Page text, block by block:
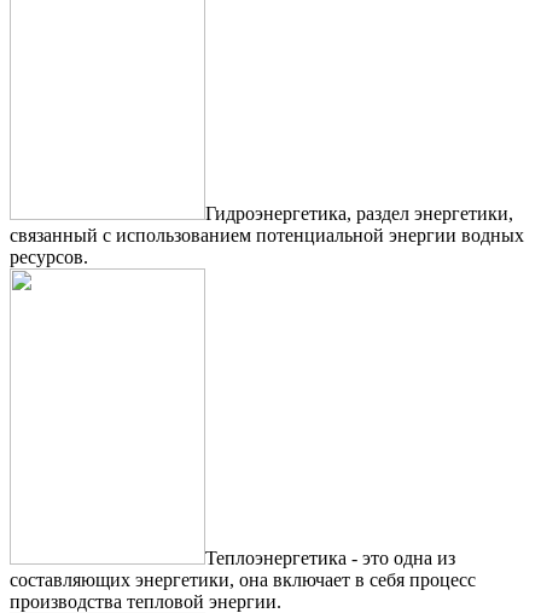
Гидроэнергетика, раздел энергетики,
связанный с использованием потенциальной энергии водных
ресурсов.
Теплоэнергетика - это одна из
составляющих энергетики, она включает в себя процесс
производства тепловой энергии.